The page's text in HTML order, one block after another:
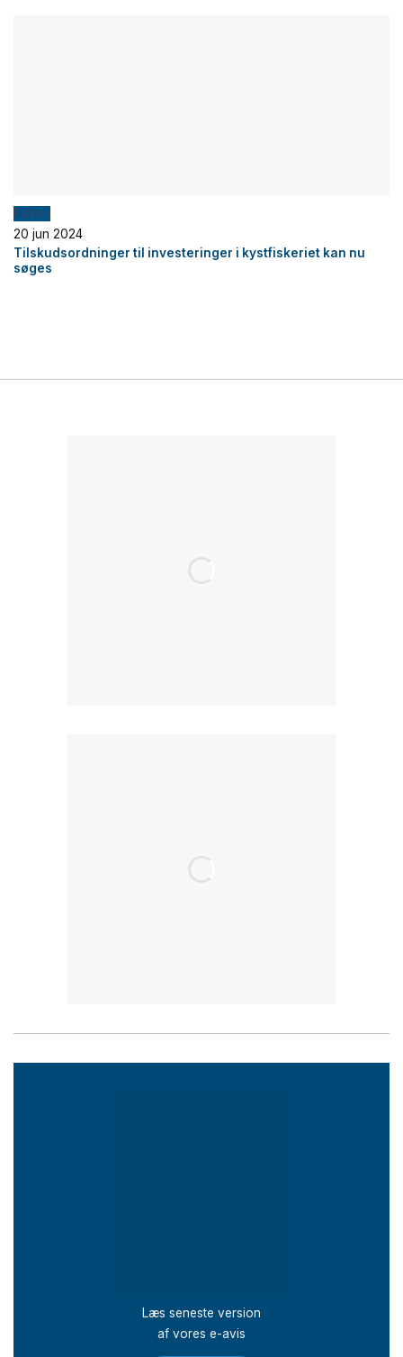
Fiskeri
20 jun 2024
Tilskudsordninger til investeringer i kystfiskeriet kan nu
søges
Læs seneste version
af vores e-avis